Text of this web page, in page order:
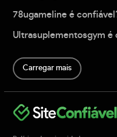
78ugameline é
Ultrasuplementosgym é
Carregar mais